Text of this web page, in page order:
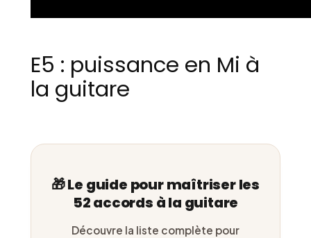
E5 : puissance en Mi à
la guitare
🎁 Le guide pour maîtriser les
52 accords à la guitare
Découvre la liste complète pour